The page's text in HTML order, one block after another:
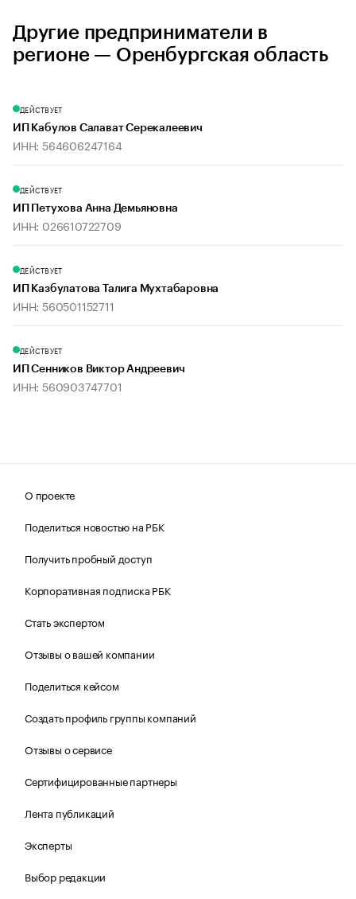
Другие предприниматели в
регионе — Оренбургская область
ДЕЙСТВУЕТ
ИП Кабулов Салават Серекалеевич
ИНН: 564606247164
ДЕЙСТВУЕТ
ИП Петухова Анна Демьяновна
ИНН: 026610722709
ДЕЙСТВУЕТ
ИП Казбулатова Талига Мухтабаровна
ИНН: 560501152711
ДЕЙСТВУЕТ
ИП Сенников Виктор Андреевич
ИНН: 560903747701
О проекте
Поделиться новостью на РБК
Получить пробный доступ
Корпоративная подписка РБК
Стать экспертом
Отзывы о вашей компании
Поделиться кейсом
Создать профиль группы компаний
Отзывы о сервисе
Сертифицированные партнеры
Лента публикаций
Эксперты
Выбор редакции